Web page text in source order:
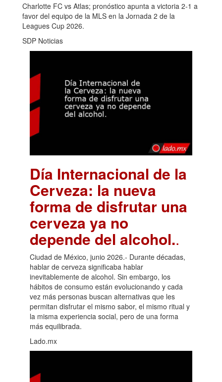
Charlotte FC vs Atlas; pronóstico apunta a victoria 2-1 a
favor del equipo de la MLS en la Jornada 2 de la
Leagues Cup 2026.
SDP Noticias
Día Internacional de la
Cerveza: la nueva
forma de disfrutar una
cerveza ya no
depende del alcohol..
Ciudad de México, junio 2026.- Durante décadas,
hablar de cerveza significaba hablar
inevitablemente de alcohol. Sin embargo, los
hábitos de consumo están evolucionando y cada
vez más personas buscan alternativas que les
permitan disfrutar el mismo sabor, el mismo ritual y
la misma experiencia social, pero de una forma
más equilibrada.
Lado.mx